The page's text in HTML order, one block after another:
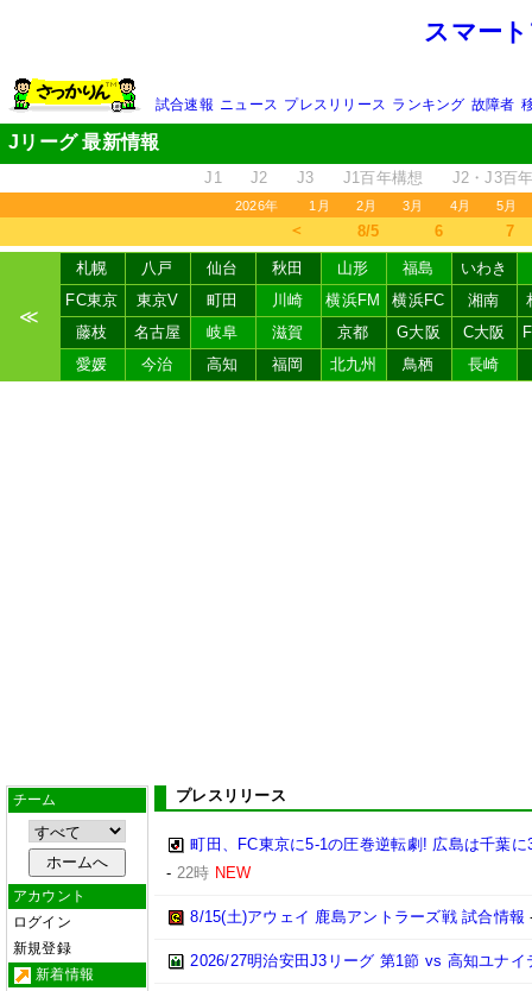
スマー
試合速報 ニュース プレスリリース ランキング 故障者
Jリーグ 最新情報
J1 J2 J3 J1百年構想 J2・J3百
2026年 1月 2月 3月 4月 5月
＜ 8/5 6 7
≪
札幌 八戸 仙台 秋田 山形 福島
いわき
FC東京
東京V 町田 川崎 横浜FM 横浜FC 湘南
藤枝
名古屋 岐阜 滋賀 京都 G大阪 C大阪
愛媛
今治 高知 福岡 北九州 鳥栖 長崎
チーム
アカウント
ログイン
新規登録
新着情報
プレスリリース
町田、FC東京に5-1の圧巻逆転劇! 広島は千葉
- 22時 NEW
8/15(土)アウェイ 鹿島アントラーズ戦 試合情報
2026/27明治安田J3リーグ 第1節 vs 高知ユナイ